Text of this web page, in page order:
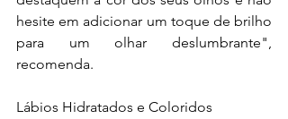
hesite em adicionar um toque de brilho
para um olhar deslumbrante",
recomenda.
Lábios Hidratados e Coloridos